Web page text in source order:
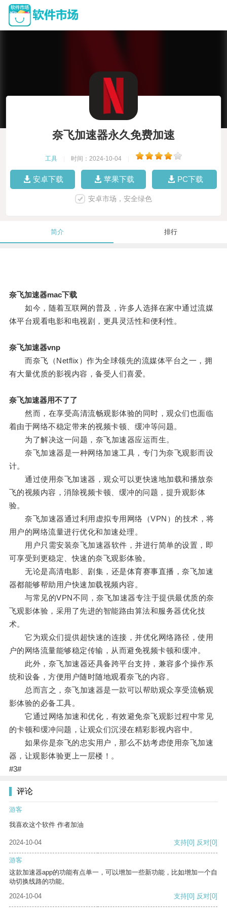
奈飞加速器永久免费加速
工具 时间：2024-10-04
安卓下载 苹果下载 PC下载
安卓市场，安全绿色
简介 排行
奈飞加速器mac下载
如今，随着互联网的普及，许多人选择在家中通过流媒
体平台观看电影和电视剧，更具灵活性和便利性。
奈飞加速器vnp
而奈飞（Netflix）作为全球领先的流媒体平台之一，拥
有大量优质的影视内容，备受人们喜爱。
奈飞加速器用不了了
然而，在享受高清流畅观影体验的同时，观众们也面临
着由于网络不稳定带来的视频卡顿、缓冲等问题。
为了解决这一问题，奈飞加速器应运而生。
奈飞加速器是一种网络加速工具，专门为奈飞观影而设
计。
通过使用奈飞加速器，观众可以更快速地加载和播放奈
飞的视频内容，消除视频卡顿、缓冲的问题，提升观影体
验。
奈飞加速器通过利用虚拟专用网络（VPN）的技术，将
用户的网络流量进行优化和加速处理。
用户只需安装奈飞加速器软件，并进行简单的设置，即
可享受到更稳定、快速的奈飞观影体验。
无论是高清电影、剧集，还是体育赛事直播，奈飞加速
器都能够帮助用户快速加载视频内容。
与常见的VPN不同，奈飞加速器专注于提供最优质的奈
飞观影体验，采用了先进的智能路由算法和服务器优化技
术。
它为观众们提供超快速的连接，并优化网络路径，使用
户的网络流量能够稳定传输，从而避免视频卡顿和缓冲。
此外，奈飞加速器还具备跨平台支持，兼容多个操作系
统和设备，方便用户随时随地观看奈飞的内容。
总而言之，奈飞加速器是一款可以帮助观众享受流畅观
影体验的必备工具。
它通过网络加速和优化，有效避免奈飞观影过程中常见
的卡顿和缓冲问题，让观众们沉浸在精彩影视内容中。
如果你是奈飞的忠实用户，那么不妨考虑使用奈飞加速
器，让观影体验更上一层楼！。
#3#
评论
游客
我喜欢这个软件 作者加油
2024-10-04 支持[0] 反对[0]
游客
这款加速器app的功能有点单一，可以增加一些新功能，比如增加一个自
动切换线路的功能。
2024-10-04
支持[0] 反对[0]